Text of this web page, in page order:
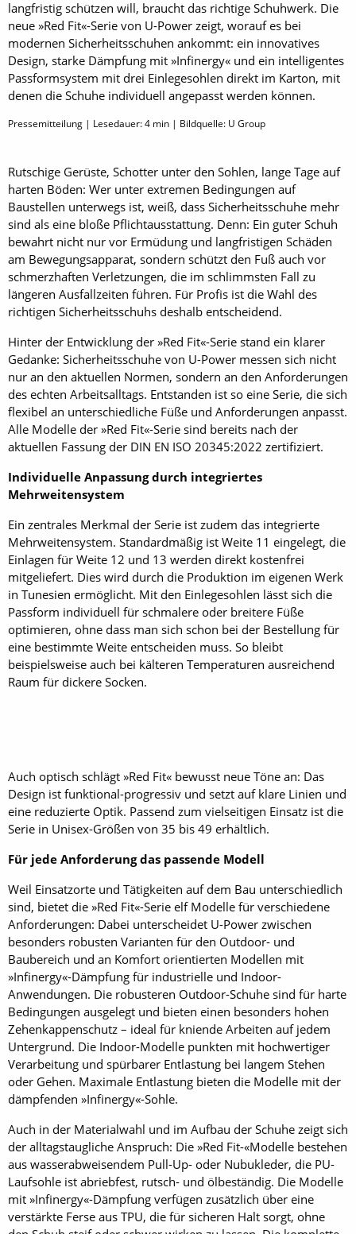
langfristig schützen will, braucht das richtige Schuhwerk. Die
neue »Red Fit«-Serie von U-Power zeigt, worauf es bei
modernen Sicherheitsschuhen ankommt: ein innovatives
Design, starke Dämpfung mit »Infinergy« und ein intelligentes
Passformsystem mit drei Einlegesohlen direkt im Karton, mit
denen die Schuhe individuell angepasst werden können.
Pressemitteilung | Lesedauer:4 min | Bildquelle: U Group
Rutschige Gerüste, Schotter unter den Sohlen, lange Tage auf
harten Böden: Wer unter extremen Bedingungen auf
Baustellen unterwegs ist, weiß, dass Sicherheitsschuhe mehr
sind als eine bloße Pflichtausstattung. Denn: Ein guter Schuh
bewahrt nicht nur vor Ermüdung und langfristigen Schäden
am Bewegungsapparat, sondern schützt den Fuß auch vor
schmerzhaften Verletzungen, die im schlimmsten Fall zu
längeren Ausfallzeiten führen. Für Profis ist die Wahl des
richtigen Sicherheitsschuhs deshalb entscheidend.
Hinter der Entwicklung der »Red Fit«-Serie stand ein klarer
Gedanke: Sicherheitsschuhe von U-Power messen sich nicht
nur an den aktuellen Normen, sondern an den Anforderungen
des echten Arbeitsalltags. Entstanden ist so eine Serie, die sich
flexibel an unterschiedliche Füße und Anforderungen anpasst.
Alle Modelle der »Red Fit«-Serie sind bereits nach der
aktuellen Fassung der DIN EN ISO 20345:2022 zertifiziert.
Individuelle Anpassung durch integriertes
Mehrweitensystem
Ein zentrales Merkmal der Serie ist zudem das integrierte
Mehrweitensystem. Standardmäßig ist Weite 11 eingelegt, die
Einlagen für Weite 12 und 13 werden direkt kostenfrei
mitgeliefert. Dies wird durch die Produktion im eigenen Werk
in Tunesien ermöglicht. Mit den Einlegesohlen lässt sich die
Passform individuell für schmalere oder breitere Füße
optimieren, ohne dass man sich schon bei der Bestellung für
eine bestimmte Weite entscheiden muss. So bleibt
beispielsweise auch bei kälteren Temperaturen ausreichend
Raum für dickere Socken.
Auch optisch schlägt »Red Fit« bewusst neue Töne an: Das
Design ist funktional-progressiv und setzt auf klare Linien und
eine reduzierte Optik. Passend zum vielseitigen Einsatz ist die
Serie in Unisex-Größen von 35 bis 49 erhältlich.
Für jede Anforderung das passende Modell
Weil Einsatzorte und Tätigkeiten auf dem Bau unterschiedlich
sind, bietet die »Red Fit«-Serie elf Modelle für verschiedene
Anforderungen: Dabei unterscheidet U-Power zwischen
besonders robusten Varianten für den Outdoor- und
Baubereich und an Komfort orientierten Modellen mit
»Infinergy«-Dämpfung für industrielle und Indoor-
Anwendungen. Die robusteren Outdoor-Schuhe sind für harte
Bedingungen ausgelegt und bieten einen besonders hohen
Zehenkappenschutz – ideal für kniende Arbeiten auf jedem
Untergrund. Die Indoor-Modelle punkten mit hochwertiger
Verarbeitung und spürbarer Entlastung bei langem Stehen
oder Gehen. Maximale Entlastung bieten die Modelle mit der
dämpfenden »Infinergy«-Sohle.
Auch in der Materialwahl und im Aufbau der Schuhe zeigt sich
der alltagstaugliche Anspruch: Die »Red Fit-«Modelle bestehen
aus wasserabweisendem Pull-Up- oder Nubukleder, die PU-
Laufsohle ist abriebfest, rutsch- und ölbeständig. Die Modelle
mit »Infinergy«-Dämpfung verfügen zusätzlich über eine
verstärkte Ferse aus TPU, die für sicheren Halt sorgt, ohne